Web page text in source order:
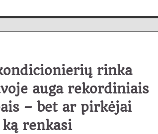
rinka
auga rekordiniais
– bet ar pirkėjai
renkasi